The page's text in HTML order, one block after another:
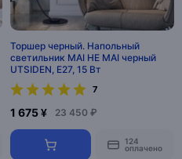
Торшер черный. Напольный
светильник MAI HE MAI черный
UTSIDEN, E27, 15 Вт
7
1 675 ¥ 23 450 ₽
124
оплачено